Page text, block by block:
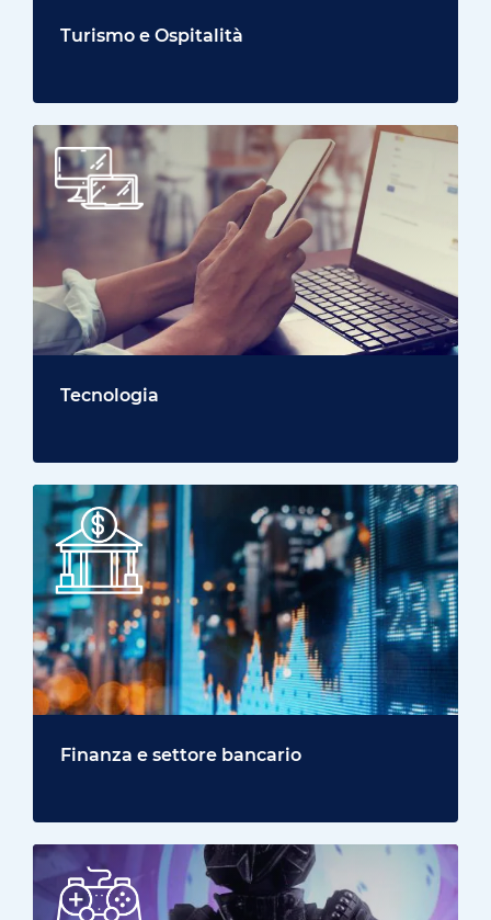
Turismo e Ospitalità
Tecnologia
Finanza e settore bancario